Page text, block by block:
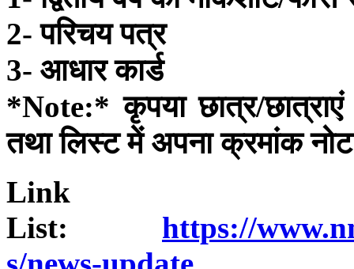
2- परिचय पत्र
3- आधार कार्ड
*Note:* कृपया छात्र/छात्राएं
तथा लिस्ट में अपना क्रमांक
Link
List: https://